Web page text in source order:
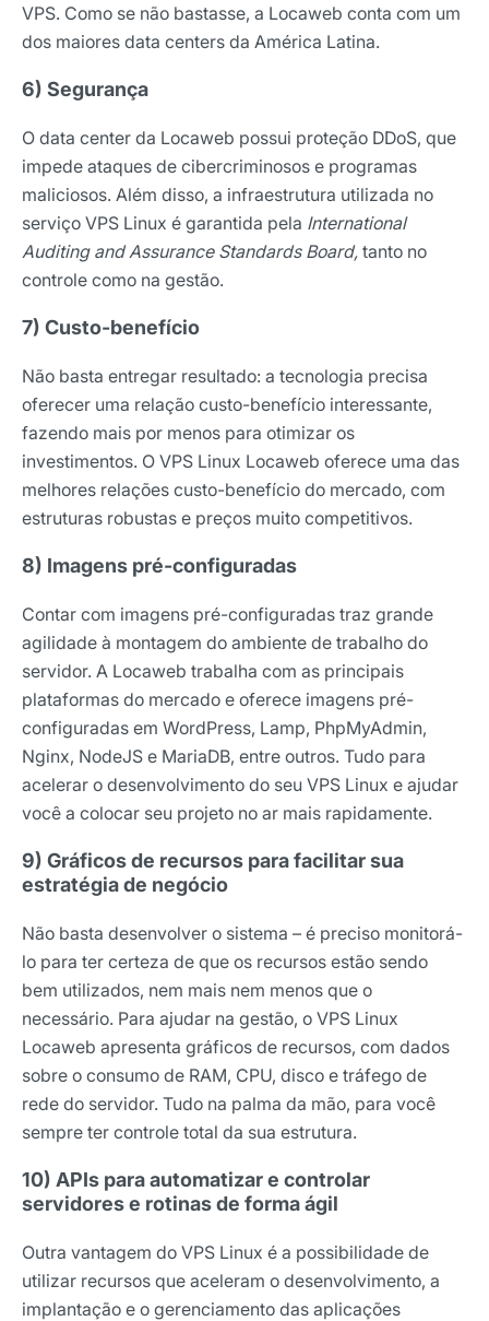
VPS. Como se não bastasse, a Locaweb conta com um
dos maiores data centers da América Latina.
6) Segurança
O data center da Locaweb possui proteção DDoS, que
impede ataques de cibercriminosos e programas
maliciosos. Além disso, a infraestrutura utilizada no
serviço VPS Linux é garantida pela International
Auditing and Assurance Standards Board, tanto no
controle como na gestão.
7) Custo-benefício
Não basta entregar resultado: a tecnologia precisa
oferecer uma relação custo-benefício interessante,
fazendo mais por menos para otimizar os
investimentos. O VPS Linux Locaweb oferece uma das
melhores relações custo-benefício do mercado, com
estruturas robustas e preços muito competitivos.
8) Imagens pré-configuradas
Contar com imagens pré-configuradas traz grande
agilidade à montagem do ambiente de trabalho do
servidor. A Locaweb trabalha com as principais
plataformas do mercado e oferece imagens pré-
configuradas em WordPress, Lamp, PhpMyAdmin,
Nginx, NodeJS e MariaDB, entre outros. Tudo para
acelerar o desenvolvimento do seu VPS Linux e ajudar
você a colocar seu projeto no ar mais rapidamente.
9) Gráficos de recursos para facilitar sua
estratégia de negócio
Não basta desenvolver o sistema – é preciso monitorá-
lo para ter certeza de que os recursos estão sendo
bem utilizados, nem mais nem menos que o
necessário. Para ajudar na gestão, o VPS Linux
Locaweb apresenta gráficos de recursos, com dados
sobre o consumo de RAM, CPU, disco e tráfego de
rede do servidor. Tudo na palma da mão, para você
sempre ter controle total da sua estrutura.
10) APIs para automatizar e controlar
servidores e rotinas de forma ágil
Outra vantagem do VPS Linux é a possibilidade de
utilizar recursos que aceleram o desenvolvimento, a
implantação e o gerenciamento das aplicações